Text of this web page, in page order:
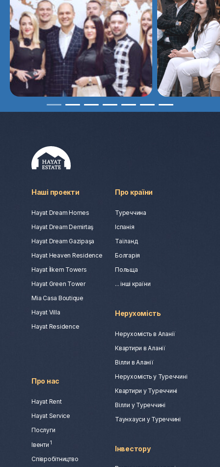
Наші проекти
Hayat Dream Homes
Hayat Dream Demirtaş
Hayat Dream Gazipaşa
Hayat Heaven Residence
Hayat İlkem Towers
Hayat Green Tower
Mia Casa Boutique
Hayat Villa
Hayat Residence
Про країни
Туреччина
Іспанія
Таїланд
Болгарія
Польща
... інші країни
Про нас
Hayat Rent
Hayat Service
Послуги
Івенти 1
Співробітництво
Нерухомість
Нерухомість в Аланії
Квартири в Аланії
Вілли в Аланії
Нерухомість у Туреччині
Квартири у Туреччині
Вілли у Туреччині
Таунхауси у Туреччині
Інвестору